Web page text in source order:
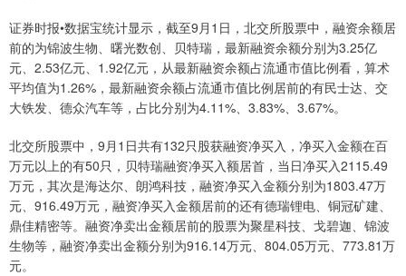
证券时报•数据宝统计显示，截至9月1日，北交所股票中，融资余额居
前的为锦波生物、曙光数创、贝特瑞，最新融资余额分别为3.25亿
元、2.53亿元、1.92亿元，从最新融资余额占流通市值比例看，算术
平均值为1.26%，最新融资余额占流通市值比例居前的有民士达、交
大铁发、德众汽车等，占比分别为4.11%、3.83%、3.67%。
北交所股票中，9月1日共有132只股获融资净买入，净买入金额在百
万元以上的有50只，贝特瑞融资净买入额居首，当日净买入2115.49
万元，其次是海达尔、朗鸿科技，融资净买入金额分别为1803.47万
元、916.49万元，融资净买入金额居前的还有德瑞锂电、铜冠矿建、
鼎佳精密等。融资净卖出金额居前的股票为聚星科技、戈碧迦、锦波
生物等，融资净卖出金额分别为916.14万元、804.05万元、773.81万
元。